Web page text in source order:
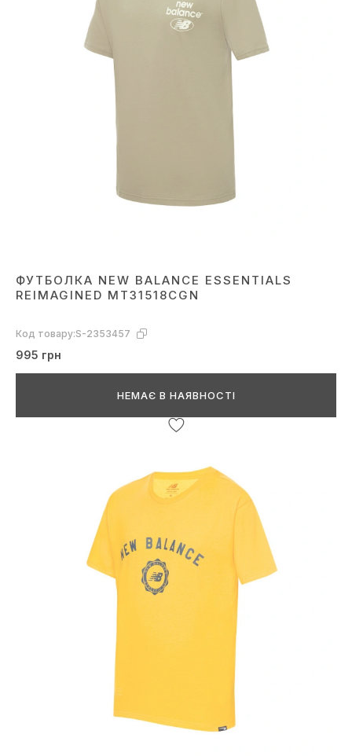
ФУТБОЛКА NEW BALANCE ESSENTIALS
REIMAGINED MT31518CGN
Код товару:S-2353457
995 грн
НЕМАЄ В НАЯВНОСТІ